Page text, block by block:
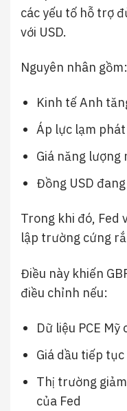
các yếu tố hỗ trợ
với USD.
Nguyên nhân gồm:
Kinh tế Anh
Áp lực lạm
Giá năng lượng
Đồng USD
Trong khi đó, Fed
lập trường cứng
Điều này khiến
điều chỉnh nếu:
Dữ liệu PCE Mỹ
Giá dầu tiếp
Thị trường
của Fed